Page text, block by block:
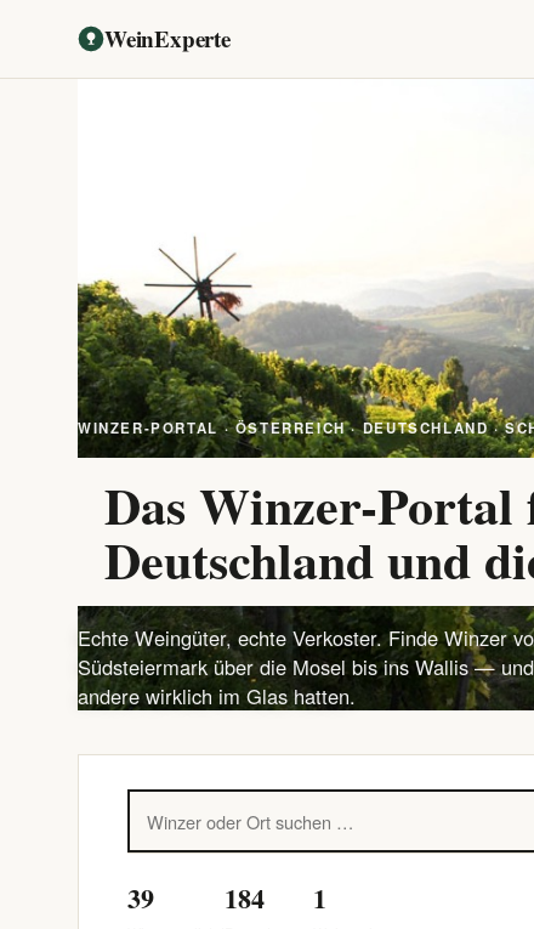
WeinExperte
WINZER-PORTAL · ÖSTERREICH · DEUTSCHLAND ·
Das Winzer-
Deutschland und
Echte Weingüter, echte Verkoster. Finde Winzer
Südsteiermark über die Mosel bis ins Wallis —
andere wirklich im Glas hatten.
39 184 1